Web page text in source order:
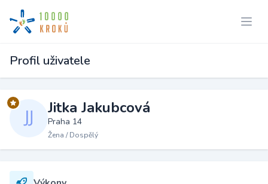
Profil uživatele
Jitka Jakubcová
Praha 14
Žena / Dospělý